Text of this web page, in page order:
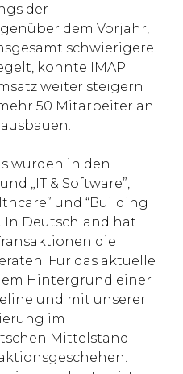
der
dem Vorjahr,
schwierigere
konnte IMAP
weiter steigern
50 Mitarbeiter an
wurden in den
„IT & Software”,
und “Building
In Deutschland hat
die
Für das aktuelle
Hintergrund einer
und mit unserer
im
Mittelstand